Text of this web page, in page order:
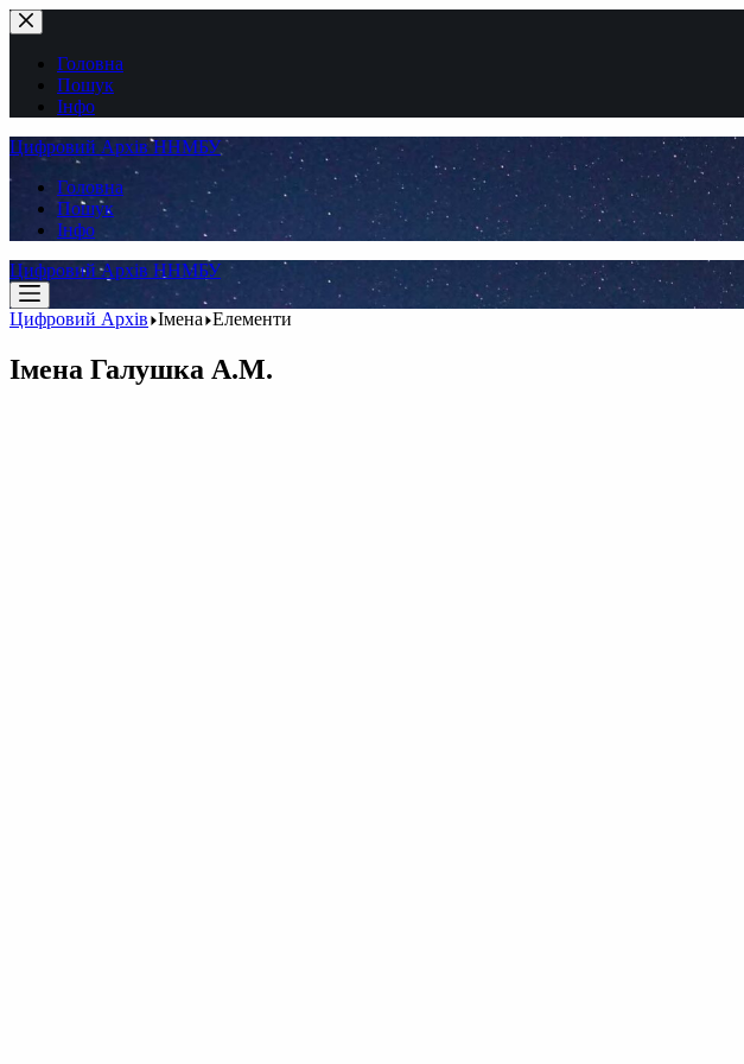
Перейти
до
вмістуГоловна
Пошук
Інфо
Цифровий Архів ННМБУ
Головна
Пошук
Інфо
Цифровий Архів ННМБУ
Цифровий Архів Імена Елементи
Імена Галушка А.М.